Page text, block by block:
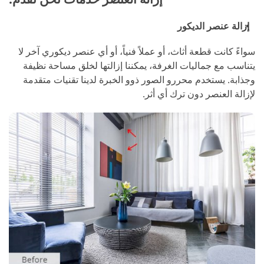
إزالة عنصر الديكور
سواءً كانت قطعة أثاث، أو عملاً فنياً، أو أي عنصر ديكوري آخر لا
يتناسب مع جماليات الغرفة، يمكننا إزالتها لخلق مساحة نظيفة
وجذابة. يستخدم محررو الصور ذوو الخبرة لدينا تقنيات متقدمة
لإزالة العنصر دون ترك أي أثر.